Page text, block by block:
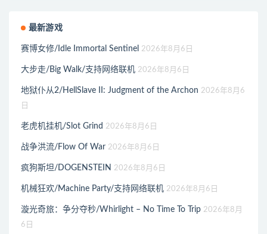
最新游戏
赛博女修/Idle Immortal Sentinel 2026年8月6日
大步走/Big Walk/支持网络联机 2026年8月6日
地狱仆从2/HellSlave II: Judgment of the Archon 2026年8月6
日
老虎机挂机/Slot Grind 2026年8月6日
战争洪流/Flow Of War 2026年8月6日
疯狗斯坦/DOGENSTEIN 2026年8月6日
机械狂欢/Machine Party/支持网络联机 2026年8月6日
漩光奇旅：争分夺秒/Whirlight – No Time To Trip 2026年8月
6日